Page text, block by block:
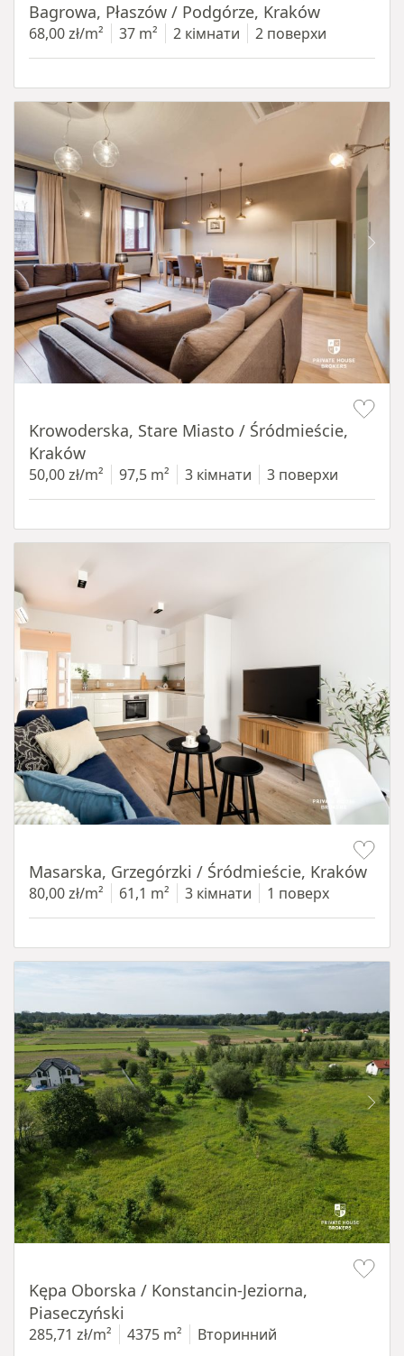
Bagrowa, Płaszów / Podgórze, Kraków
68,00 zł/m² 37 m² 2 кімнати 2 поверхи
Krowoderska, Stare Miasto / Śródmieście,
Kraków
50,00 zł/m² 97,5 m² 3 кімнати 3 поверхи
Masarska, Grzegórzki / Śródmieście, Kraków
80,00 zł/m² 61,1 m² 3 кімнати 1 поверх
Kępa Oborska / Konstancin-Jeziorna,
Piaseczyński
285,71 zł/m² 4375 m² Вторинний